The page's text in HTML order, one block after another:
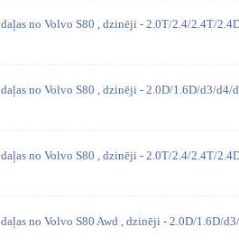
daļas no Volvo S80 , dzinēji - 2.0T/2.4/2.4T/
daļas no Volvo S80 , dzinēji - 2.0D/1.6D/d3/d4/
daļas no Volvo S80 , dzinēji - 2.0T/2.4/2.4T/
daļas no Volvo S80 Awd , dzinēji - 2.0D/1.6D/